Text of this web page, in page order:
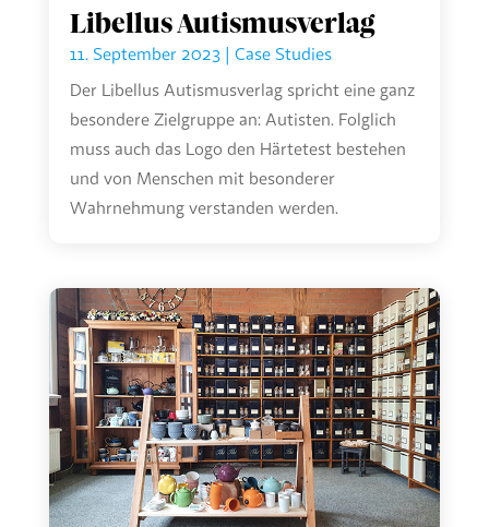
Libellus Autismusverlag
11. September 2023| Case Studies
Der Libellus Autismusverlag spricht eine ganz
besondere Zielgruppe an: Autisten. Folglich
muss auch das Logo den Härtetest bestehen
und von Menschen mit besonderer
Wahrnehmung verstanden werden.